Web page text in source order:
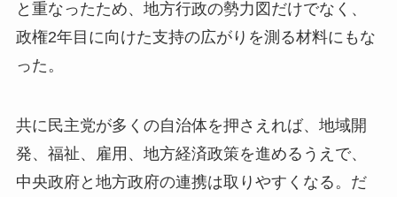
と重なったため、地方行政の勢力図だけでなく、
政権2年目に向けた支持の広がりを測る材料にもな
った。
共に民主党が多くの自治体を押さえれば、地域開
発、福祉、雇用、地方経済政策を進めるうえで、
中央政府と地方政府の連携は取りやすくなる。だ